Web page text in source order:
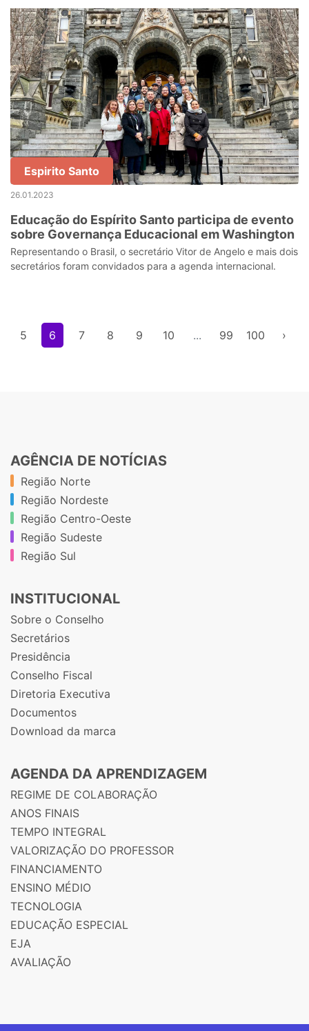
Espirito Santo
26.01.2023
Educação do Espírito Santo participa de evento
sobre Governança Educacional em Washington
Representando o Brasil, o secretário Vitor de Angelo e mais dois
secretários foram convidados para a agenda internacional.
5 6 7 8 9 10 ... 99 100 ›
AGÊNCIA DE NOTÍCIAS
Região Norte
Região Nordeste
Região Centro-Oeste
Região Sudeste
Região Sul
INSTITUCIONAL
Sobre o Conselho
Secretários
Presidência
Conselho Fiscal
Diretoria Executiva
Documentos
Download da marca
AGENDA DA APRENDIZAGEM
REGIME DE COLABORAÇÃO
ANOS FINAIS
TEMPO INTEGRAL
VALORIZAÇÃO DO PROFESSOR
FINANCIAMENTO
ENSINO MÉDIO
TECNOLOGIA
EDUCAÇÃO ESPECIAL
EJA
AVALIAÇÃO